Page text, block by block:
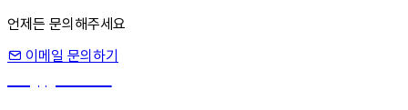
언제든 문의해주세요
이메일 문의하기